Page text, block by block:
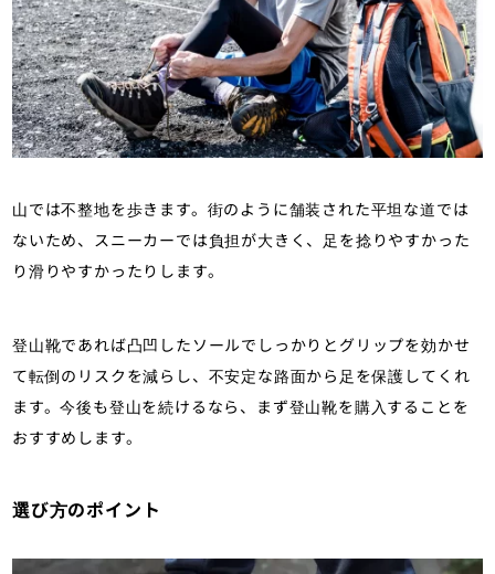
山では不整地を歩きます。街のように舗装された平坦な道では
ないため、スニーカーでは負担が大きく、足を捻りやすかった
り滑りやすかったりします。
登山靴であれば凸凹したソールでしっかりとグリップを効かせ
て転倒のリスクを減らし、不安定な路面から足を保護してくれ
ます。今後も登山を続けるなら、まず登山靴を購入することを
おすすめします。
選び方のポイント